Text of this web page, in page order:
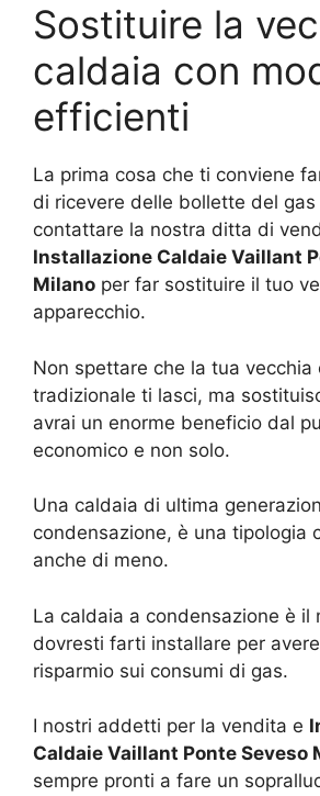
Sostituire la
caldaia con
efficienti
La prima cosa che ti conviene
di ricevere delle bollette del gas
contattare la nostra ditta di
Installazione Caldaie Vaillant
Milano per far sostituire il tuo
apparecchio.
Non spettare che la tua
tradizionale ti lasci, ma
avrai un enorme beneficio dal
economico e non solo.
Una caldaia di ultima
condensazione, è una tipologia
anche di meno.
La caldaia a condensazione è il
dovresti farti installare per
risparmio sui consumi di gas.
I nostri addetti per la vendita e
Caldaie Vaillant Ponte Seveso
sempre pronti a fare un